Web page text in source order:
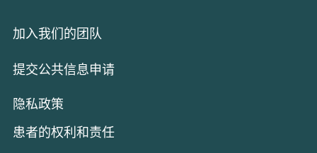
加入我们的团队
提交公共信息申请
隐私政策
患者的权利和责任